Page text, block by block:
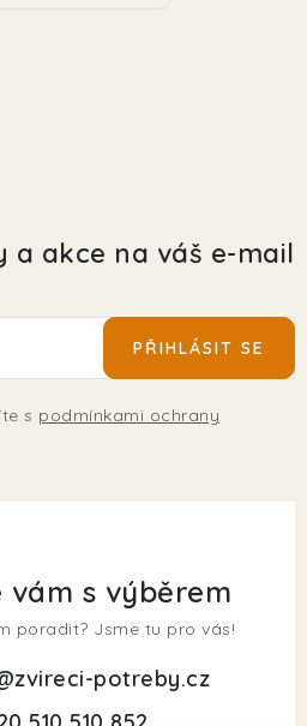
a akce na váš e-mail
s podmínkami ochrany
PŘIHLÁSIT SE
vám s výběrem
poradit? Jsme tu pro vás!
zvireci-potreby.cz